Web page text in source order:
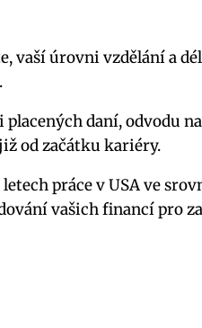
vaší úrovni vzdělání a
daní, odvodu
od začátku kariéry.
práce v USA ve
vašich financí pro